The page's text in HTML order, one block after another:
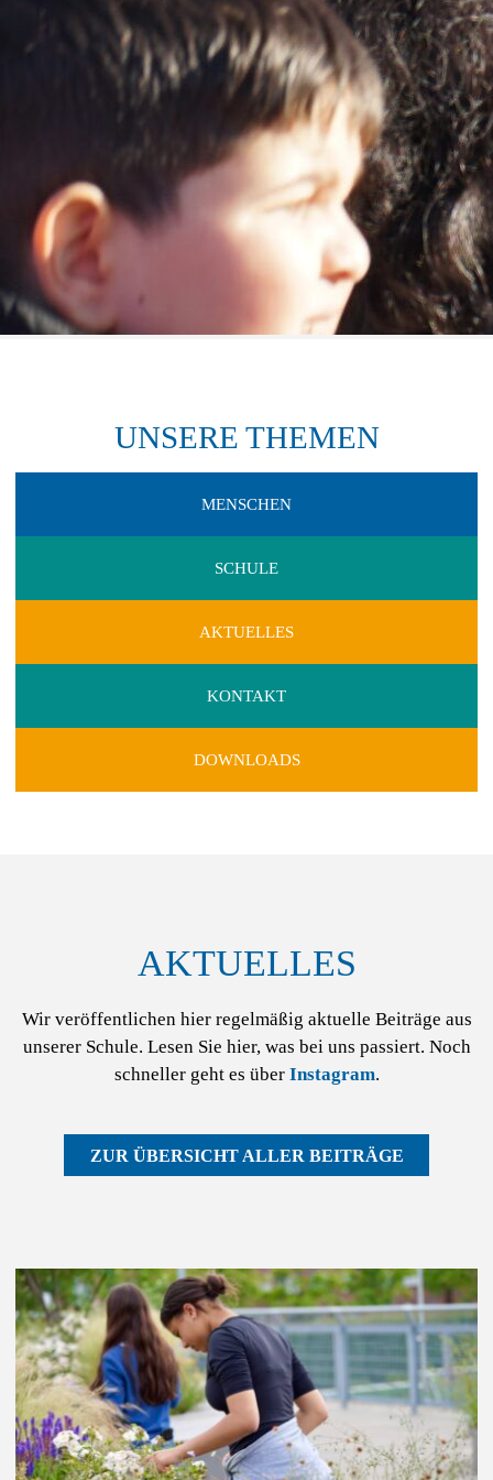
UNSERE THEMEN
MENSCHEN
SCHULE
AKTUELLES
KONTAKT
DOWNLOADS
AKTUELLES
Wir veröffentlichen hier regelmäßig aktuelle Beiträge aus
unserer Schule. Lesen Sie hier, was bei uns passiert. Noch
schneller geht es über Instagram.
ZUR ÜBERSICHT ALLER BEITRÄGE